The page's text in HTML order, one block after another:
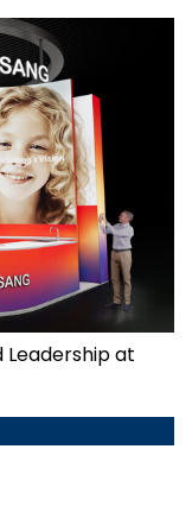
Leadership at